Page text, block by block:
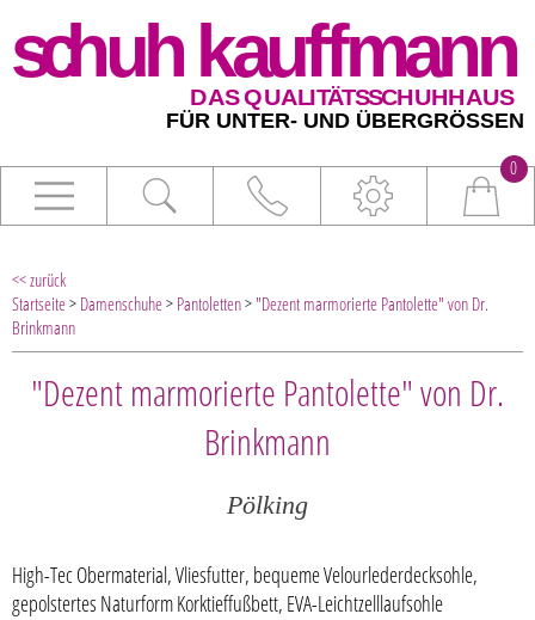
0
<< zurück
Startseite> Damenschuhe> Pantoletten> "Dezent marmorierte Pantolette" von Dr.
Brinkmann
"Dezent marmorierte Pantolette" von Dr.
Brinkmann
Pölking
High-Tec Obermaterial, Vliesfutter, bequeme Velourlederdecksohle,
gepolstertes Naturform Korktieffußbett, EVA-Leichtzelllaufsohle